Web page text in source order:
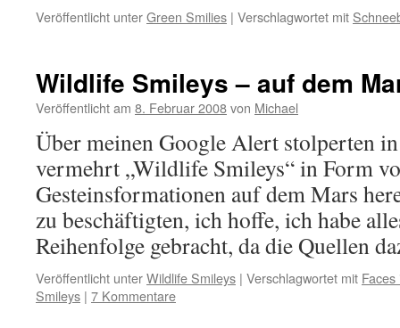
Veröffentlicht unterGreen Smilies | Verschlagwortet mit
Wildlife Smileys – auf dem
Veröffentlicht am 8. Februar 2008von Michael
Über meinen Google Alert stolperten
vermehrt „Wildlife Smileys“ in Form
Gesteinsformationen auf dem Mars
zu beschäftigten, ich hoffe, ich habe
Reihenfolge gebracht, da die Quellen
Veröffentlicht unterWildlife Smileys | Verschlagwortet mit
Smileys | 7 Kommentare